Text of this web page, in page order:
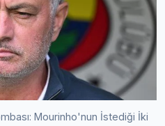
Mourinho'nun İstediği İki